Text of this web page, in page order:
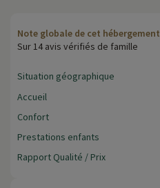
Note globale de cet hébergement
Sur 14 avis vérifiés de famille
Situation géographique
Accueil
Confort
Prestations enfants
Rapport Qualité / Prix